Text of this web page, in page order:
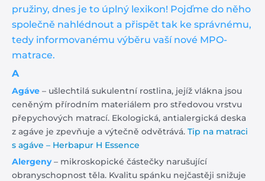
pružiny, dnes je to úplný lexikon! Pojďme do něho
společně nahlédnout a přispět tak ke správnému,
tedy informovanému výběru vaší nové MPO-
matrace.
A
Agáve – ušlechtilá sukulentní rostlina, jejíž vlákna jsou
ceněným přírodním materiálem pro středovou vrstvu
přepychových matrací. Ekologická, antialergická deska
z agáve je zpevňuje a výtečně odvětrává. Tip na matraci
s agáve – Herbapur H Essence
Alergeny– mikroskopické částečky narušující
obranyschopnost těla. Kvalitu spánku nejčastěji snižuje